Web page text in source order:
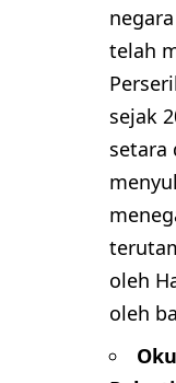
telah
sejak
setara
oleh
oleh